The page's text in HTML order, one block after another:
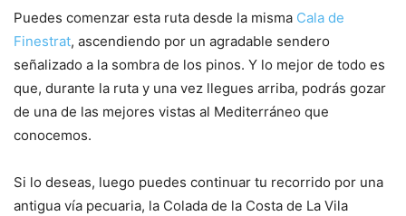
Puedes comenzar esta ruta desde la misma Cala de
Finestrat, ascendiendo por un agradable sendero
señalizado a la sombra de los pinos. Y lo mejor de todo es
que, durante la ruta y una vez llegues arriba, podrás gozar
de una de las mejores vistas al Mediterráneo que
conocemos.
Si lo deseas, luego puedes continuar tu recorrido por una
antigua vía pecuaria, la Colada de la Costa de La Vila